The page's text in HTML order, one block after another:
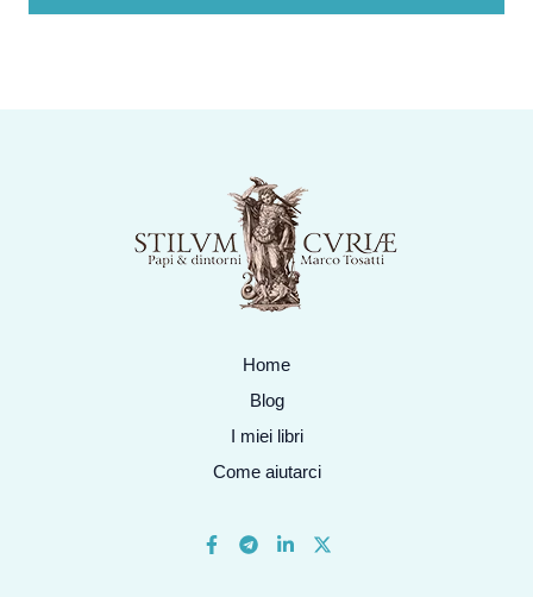
Home
Blog
I miei libri
Come aiutarci